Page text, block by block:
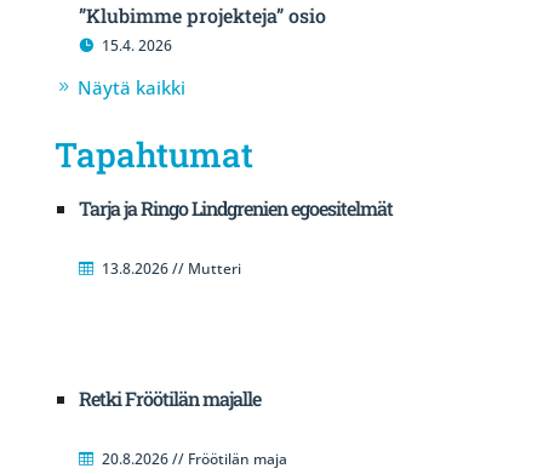
”Klubimme projekteja” osio
15.4. 2026
Näytä kaikki
Tapahtumat
Tarja ja Ringo Lindgrenien egoesitelmät
13.8.2026 // Mutteri
Retki Fröötilän majalle
20.8.2026 // Fröötilän maja